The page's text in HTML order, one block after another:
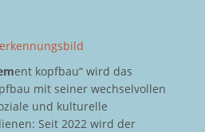
ent kopfbau“ wird das
mit seiner wechselvollen
und kulturelle
Seit 2022 wird der